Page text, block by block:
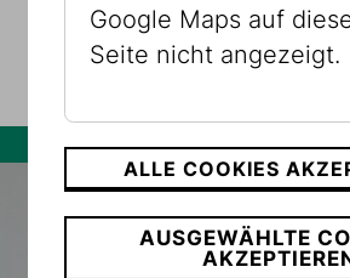
KINDERPROGRAMME
Museum Dorotheergasse
Google Maps auf
Seite nicht angezeigt.
ALLE COOKIES
AUSGEWÄHLTE